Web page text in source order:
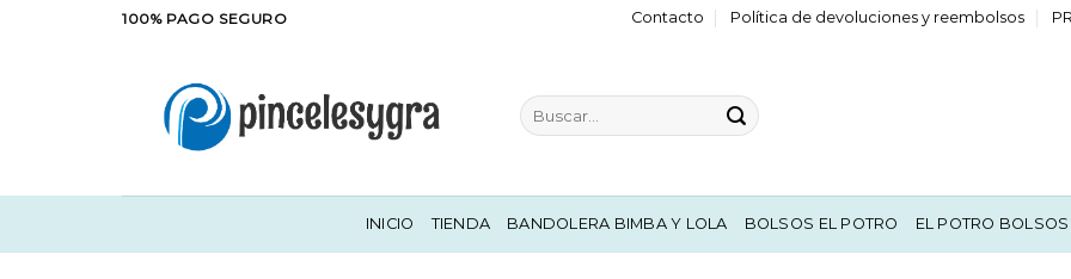
100% PAGO SEGURO Contacto Política de devoluciones y reembolsos
Buscar
por:
INICIO TIENDA BANDOLERA BIMBA Y LOLA BOLSOS EL POTRO EL POTRO BOLSOS